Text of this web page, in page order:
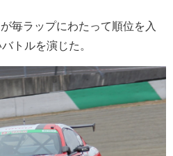
毎ラップにわたって順位を入
トルを演じた。